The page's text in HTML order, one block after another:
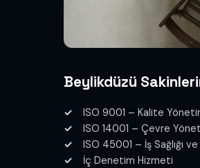
Beylikdüzü
ISO 9001 – Kalite
ISO 14001 – Çevre
ISO 45001 – İş Sağlığı
İç Denetim Hizmeti